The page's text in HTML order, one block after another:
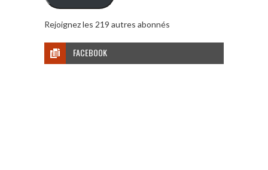
Rejoignez les 219 autres abonnés
FACEBOOK